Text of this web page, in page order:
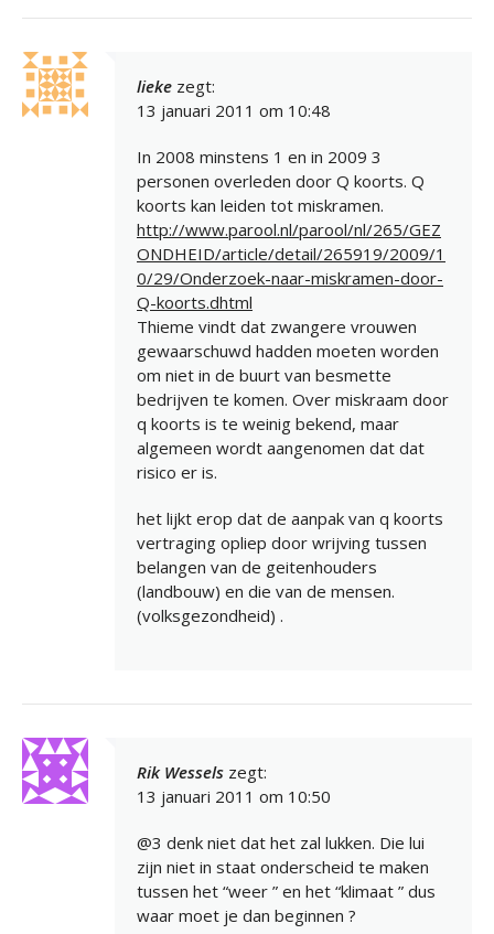
lieke zegt:
13 januari 2011 om 10:48
In 2008 minstens 1 en in 2009 3
personen overleden door Q koorts. Q
koorts kan leiden tot miskramen.
http://www.parool.nl/parool/nl/265/GEZ
ONDHEID/article/detail/265919/2009/1
0/29/Onderzoek-naar-miskramen-door-
Q-koorts.dhtml
Thieme vindt dat zwangere vrouwen
gewaarschuwd hadden moeten worden
om niet in de buurt van besmette
bedrijven te komen. Over miskraam door
q koorts is te weinig bekend, maar
algemeen wordt aangenomen dat dat
risico er is.
het lijkt erop dat de aanpak van q koorts
vertraging opliep door wrijving tussen
belangen van de geitenhouders
(landbouw) en die van de mensen.
(volksgezondheid) .
Rik Wessels zegt:
13 januari 2011 om 10:50
@3 denk niet dat het zal lukken. Die lui
zijn niet in staat onderscheid te maken
tussen het “weer ” en het “klimaat ” dus
waar moet je dan beginnen ?